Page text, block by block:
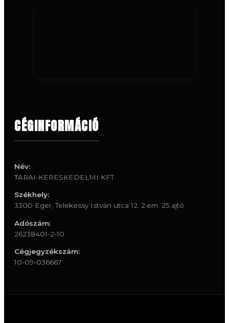
CÉGINFORMÁCIÓ
Név:
TARAI-KERESKEDELMI KFT.
Székhely:
3300 Eger, Telekessy István utca 12. 2.em. 25.ajtó
Adószám:
26238401-2-10
Cégjegyzékszám:
10-09-036667